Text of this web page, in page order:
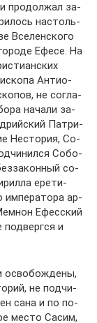
про­дол­жал за­
на­столь­
Все­лен­ско­го
Ефе­се. На
Ан­тио­
не со­гла­
на­ча­ли за­
Пат­ри­
Несто­рия, Со­
Со­бо­
со­
ере­ти­
им­пе­ра­то­ра ар­
Ефес­ский
и
осво­бож­де­ны,
не под­чи­
са­на и по по­
ме­сто Са­сим,